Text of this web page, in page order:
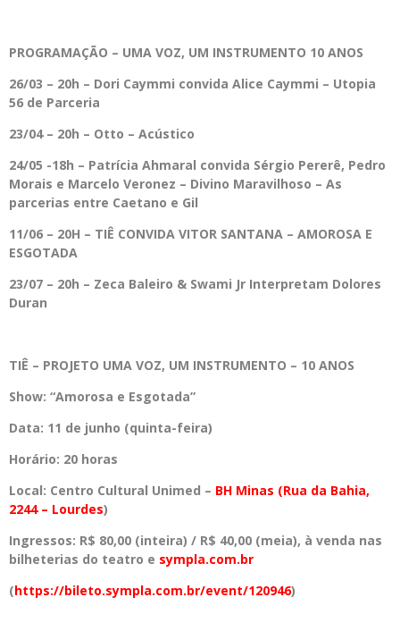
PROGRAMAÇÃO – UMA VOZ, UM INSTRUMENTO 10 ANOS
26/03 – 20h – Dori Caymmi convida Alice Caymmi – Utopia
56 de Parceria
23/04 – 20h – Otto – Acústico
24/05 -18h – Patrícia Ahmaral convida Sérgio Pererê, Pedro
Morais e Marcelo Veronez – Divino Maravilhoso – As
parcerias entre Caetano e Gil
11/06 – 20H – TIÊ CONVIDA VITOR SANTANA – AMOROSA E
ESGOTADA
23/07 – 20h – Zeca Baleiro & Swami Jr Interpretam Dolores
Duran
TIÊ – PROJETO UMA VOZ, UM INSTRUMENTO – 10 ANOS
Show: “Amorosa e Esgotada”
Data: 11 de junho (quinta-feira)
Horário: 20 horas
Local: Centro Cultural Unimed – BH Minas (Rua da Bahia,
2244 – Lourdes)
Ingressos: R$ 80,00 (inteira) / R$ 40,00 (meia), à venda nas
bilheterias do teatro e sympla.com.br
(https://bileto.sympla.com.br/event/120946)